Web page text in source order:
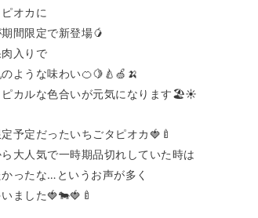
オカに
間限定で新登場🥭
入りで
ような味わい🍊🍋🍐🍏🍌
ピカルな色合いが元気になります🏖☀️
予定だったいちごタピオカ🍓🍼
大人気で一時期品切れしていた時は
ったな…というお声が多く
ました🍓🐄🍓🍼